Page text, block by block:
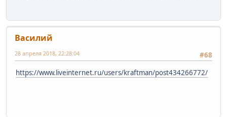
Василий
#68
28 апреля 2018, 22:28:04
https://www.liveinternet.ru/users/kraftman/post434266772/